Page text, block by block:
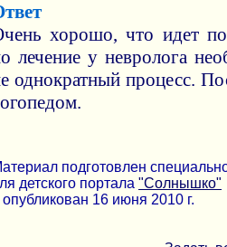
хорошо, что идет
лечение у невролога
однократный процесс.
подготовлен
детского портала "Солнышко"
опубликован 16 июня 2010 г.